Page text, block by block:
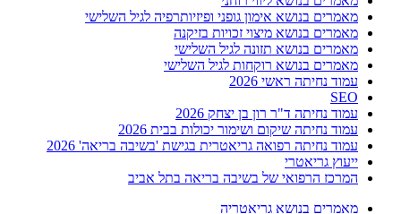
בנושא אימון גופני ופיזיותרפיה לגיל השלישי
בנושא מיצוי זכויות בזיקנה
בנושא תזונה לגיל השלישי
בנושא רוקחות לגיל השלישי
נחיתה ראשי 2026
נחיתה ד"ר רון בן יצחק 2026
נחיתה שיקום ושימור יכולות בבית 2026
נחיתה רפואה גריאטרית בגישת 'בשיבה בריאה' 2026
גריאטרי
הרפואי של בשיבה בריאה בתל אביב
בנושא גריאטריה